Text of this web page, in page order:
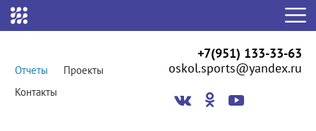
Отчеты
Проекты
Контакты
+7(951) 133-33-63
oskol.sports@yandex.ru